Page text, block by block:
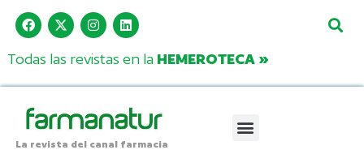
Todas las revistas en la HEMEROTECA »
La revista del canal farmacia